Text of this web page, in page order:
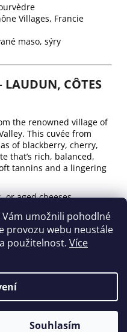
Vám umožnili pohodlné
provozu webu neustále
použitelnost. Více
Souhlasím
Villages, Francie
maso, sýry
CÔTES
the renowned village of
This cuvée from
of blackberry, cherry,
that’s rich, balanced,
tannins and a lingering
or aged cheeses.
Villages, France
francouzská vína.